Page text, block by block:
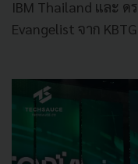
IBM Thailand และ ด
Evangelist จาก KBTG